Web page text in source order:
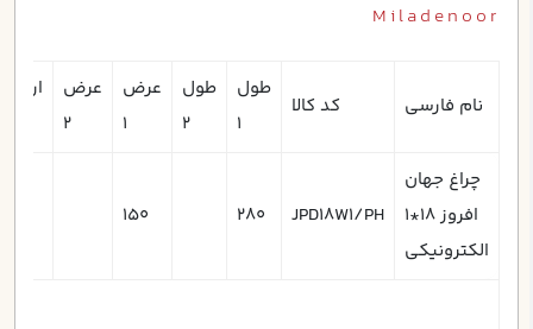
Miladenoor
نام فارسی کد کالا
طول
طول
2
عرض
عرض
2
ارتفاع
چراغ جهان
افروز 18*1
الکترونيکي
JPD18W1/PH
280
150